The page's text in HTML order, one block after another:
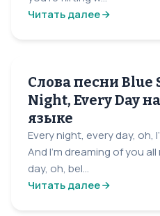
Читать далее
Слова песни Blue
Night, Every Day
языке
Every night, every day, oh,
And I'm dreaming of you
day, oh, bel...
Читать далее